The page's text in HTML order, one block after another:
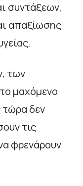
συντάξεων,
απαξίωσης
των
μαχόμενο
τώρα δεν
τις
φρενάρουν